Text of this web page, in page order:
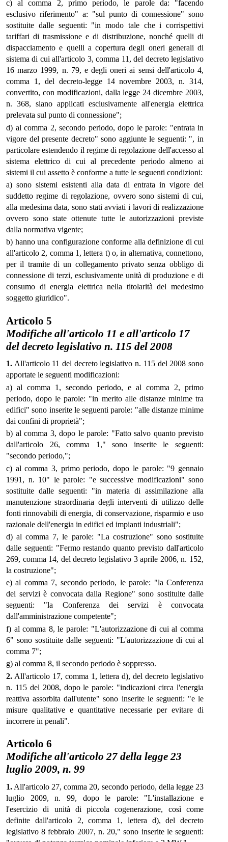
c) al comma 2, primo periodo, le parole da: "facendo
esclusivo riferimento" a: "sul punto di connessione" sono
sostituite dalle seguenti: "in modo tale che i corrispettivi
tariffari di trasmissione e di distribuzione, nonché quelli di
dispacciamento e quelli a copertura degli oneri generali di
sistema di cui all'articolo 3, comma 11, del decreto legislativo
16 marzo 1999, n. 79, e degli oneri ai sensi dell'articolo 4,
comma 1, del decreto-legge 14 novembre 2003, n. 314,
convertito, con modificazioni, dalla legge 24 dicembre 2003,
n. 368, siano applicati esclusivamente all'energia elettrica
prelevata sul punto di connessione";
d) al comma 2, secondo periodo, dopo le parole: "entrata in
vigore del presente decreto" sono aggiunte le seguenti: ", in
particolare estendendo il regime di regolazione dell'accesso al
sistema elettrico di cui al precedente periodo almeno ai
sistemi il cui assetto è conforme a tutte le seguenti condizioni:
a) sono sistemi esistenti alla data di entrata in vigore del
suddetto regime di regolazione, ovvero sono sistemi di cui,
alla medesima data, sono stati avviati i lavori di realizzazione
ovvero sono state ottenute tutte le autorizzazioni previste
dalla normativa vigente;
b) hanno una configurazione conforme alla definizione di cui
all'articolo 2, comma 1, lettera t) o, in alternativa, connettono,
per il tramite di un collegamento privato senza obbligo di
connessione di terzi, esclusivamente unità di produzione e di
consumo di energia elettrica nella titolarità del medesimo
soggetto giuridico".
Articolo 5
Modifiche all'articolo 11 e all'articolo 17
del decreto legislativo n. 115 del 2008
1. All'articolo 11 del decreto legislativo n. 115 del 2008 sono
apportate le seguenti modificazioni:
a) al comma 1, secondo periodo, e al comma 2, primo
periodo, dopo le parole: "in merito alle distanze minime tra
edifici" sono inserite le seguenti parole: "alle distanze minime
dai confini di proprietà";
b) al comma 3, dopo le parole: "Fatto salvo quanto previsto
dall'articolo 26, comma 1," sono inserite le seguenti:
"secondo periodo,";
c) al comma 3, primo periodo, dopo le parole: "9 gennaio
1991, n. 10" le parole: "e successive modificazioni" sono
sostituite dalle seguenti: "in materia di assimilazione alla
manutenzione straordinaria degli interventi di utilizzo delle
fonti rinnovabili di energia, di conservazione, risparmio e uso
razionale dell'energia in edifici ed impianti industriali";
d) al comma 7, le parole: "La costruzione" sono sostituite
dalle seguenti: "Fermo restando quanto previsto dall'articolo
269, comma 14, del decreto legislativo 3 aprile 2006, n. 152,
la costruzione";
e) al comma 7, secondo periodo, le parole: "la Conferenza
dei servizi è convocata dalla Regione" sono sostituite dalle
seguenti: "la Conferenza dei servizi è convocata
dall'amministrazione competente";
f) al comma 8, le parole: "L'autorizzazione di cui al comma
6" sono sostituite dalle seguenti: "L'autorizzazione di cui al
comma 7";
g) al comma 8, il secondo periodo è soppresso.
2. All'articolo 17, comma 1, lettera d), del decreto legislativo
n. 115 del 2008, dopo le parole: "indicazioni circa l'energia
reattiva assorbita dall'utente" sono inserite le seguenti: "e le
misure qualitative e quantitative necessarie per evitare di
incorrere in penali".
Articolo 6
Modifiche all'articolo 27 della legge 23
luglio 2009, n. 99
1. All'articolo 27, comma 20, secondo periodo, della legge 23
luglio 2009, n. 99, dopo le parole: "L'installazione e
l'esercizio di unità di piccola cogenerazione, così come
definite dall'articolo 2, comma 1, lettera d), del decreto
legislativo 8 febbraio 2007, n. 20," sono inserite le seguenti: